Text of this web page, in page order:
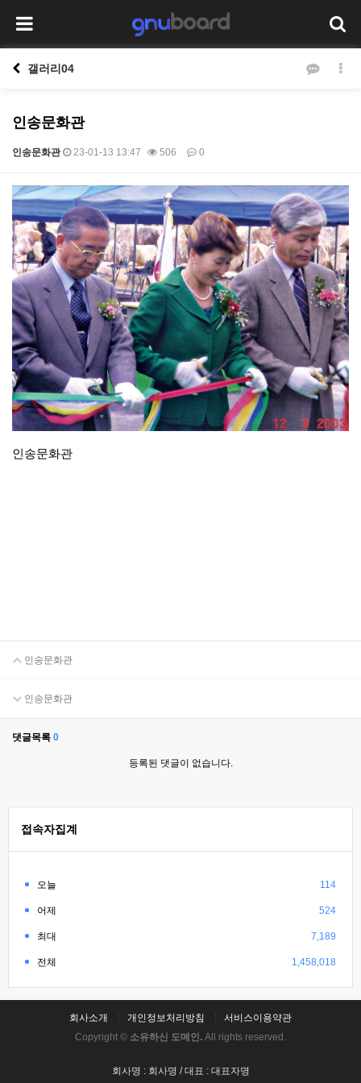
갤러리04
인송문화관
인송문화관 23-01-13 13:47 506 0
본문
인송문화관
인송문화관
인송문화관
댓글목록 0
등록된 댓글이 없습니다.
접속자집계
오늘 114
어제 524
최대 7,189
전체 1,458,018
회사소개 개인정보처리방침
서비스이용약관
Copyright © 소유하신 도메인. All rights reserved.
회사명 : 회사명 / 대표 : 대표자명